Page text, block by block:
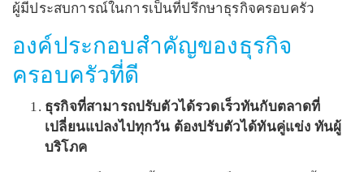
ผู้มีประสบการณ์ในการเป็นที่ปรึกษาธุรกิจครอบครัว
องค์ประกอบสำคัญของธุรกิจ
ครอบครัวที่ดี
ธุรกิจที่สามารถปรับตัวได้รวดเร็วทันกับตลาดที่
เปลี่ยนแปลงไปทุกวัน ต้องปรับตัวได้ทันคู่แข่ง ทันผู้
บริโภค